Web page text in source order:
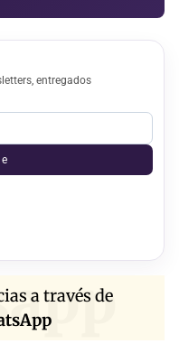
entregados
a través de